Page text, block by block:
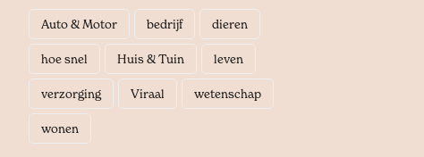
Auto & Motor bedrijf dieren
hoe snel Huis & Tuin leven
verzorging Viraal wetenschap
wonen